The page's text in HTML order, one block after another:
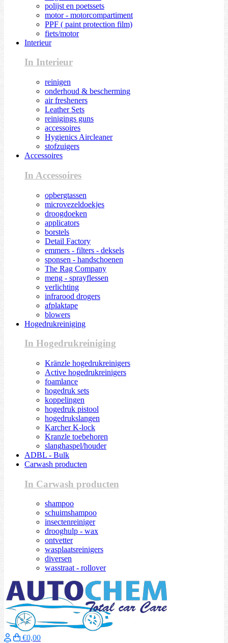
polijst en poetssets
motor - motorcompartiment
PPF ( paint protection film)
fiets/motor
Interieur
In Interieur
reinigen
onderhoud & bescherming
air fresheners
Leather Sets
reinigings guns
accessoires
Hygienics Aircleaner
stofzuigers
Accessoires
In Accessoires
opbergtassen
microvezeldoekjes
droogdoeken
applicators
borstels
Detail Factory
emmers - filters - deksels
sponsen - handschoenen
The Rag Company
meng - sprayflessen
verlichting
infrarood drogers
afplaktape
blowers
Hogedrukreiniging
In Hogedrukreiniging
Kränzle hogedrukreinigers
Active hogedrukreinigers
foamlance
hogedruk sets
koppelingen
hogedruk pistool
hogedrukslangen
Karcher K-lock
Kranzle toebehoren
slanghaspel/houder
ADBL - Bulk
Carwash producten
In Carwash producten
shampoo
schuimshampoo
insectenreiniger
drooghulp - wax
ontvetter
wasplaatsreinigers
diversen
wasstraat - rollover
€0,00